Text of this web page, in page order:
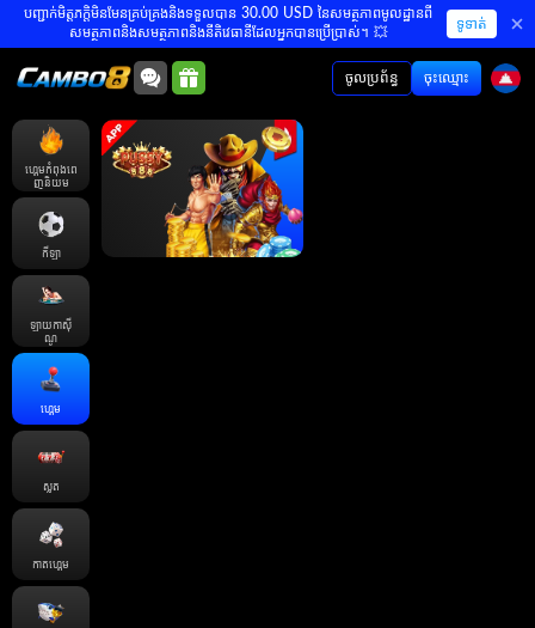
បញ្ជាក់មិត្តភក្តិមិនមែនគ្រប់គ្រងនិងទទួលបាន 30.00 USD នៃសមត្ថភាពមូលដ្ឋានពី
សមត្ថភាពនិងសមត្ថភាពនិងនីតិវេធានីដែលអ្នកបានប្រើប្រាស់។ 💥
ទូទាត់
ចុះឈ្មោះ
ចូលប្រព័ន្ធ
ហ្គេមកំពុងពេ
ញនិយម
កីឡា
ឡាយកាសុី
ណូ
ហ្គេម
ស្លត
កាតហ្គេម